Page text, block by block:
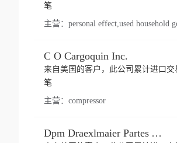
笔
主营：
C O Cargoquin Inc.
来自美国的客户，此公司累计进口交
笔
主营： compressor
Dpm Draexlmaier Partes Automotrices Corr Ind Huejotzingo